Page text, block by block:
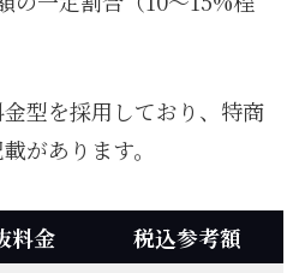
型を採用しており、特商
があります。
料金
税込参考額